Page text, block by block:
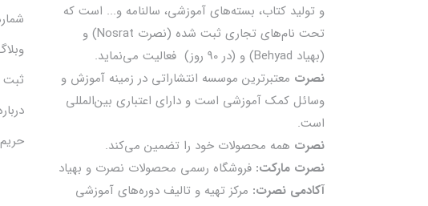
و تولید کتاب، بسته‌های آموزشی، سالنامه و... است که
تحت نام‌های تجاری ثبت شده (نصرت Nosrat) و
(بهیاد Behyad) و (در 90 روز) فعالیت می‌نماید.
نصرت معتبرترین موسسه انتشاراتی در زمینه آموزش و
وسائل کمک آموزشی است و دارای اعتباری بین‌المللی
است.
نصرت همه محصولات خود را تضمين می‌كند.
نصرت مارکت:فروشگاه رسمی محصولات نصرت و بهیاد
آکادمی نصرت: مرکز تهیه و تالیف دوره‌های آموزشی
ثبت